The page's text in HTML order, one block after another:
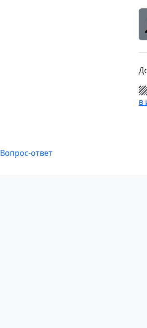
в
Вопрос-ответ